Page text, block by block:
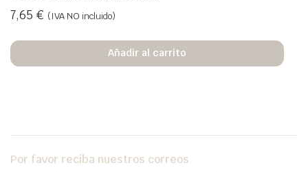
7,65 € (IVA NO incluido)
Añadir al carrito
Por favor reciba nuestros correos